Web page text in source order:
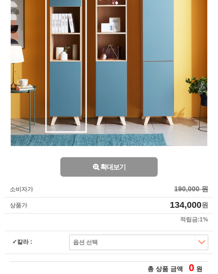
확대보기
소비자가 190,000 원
상품가 134,000원
적립금:1%
칼라 :
총 상품 금액 0 원